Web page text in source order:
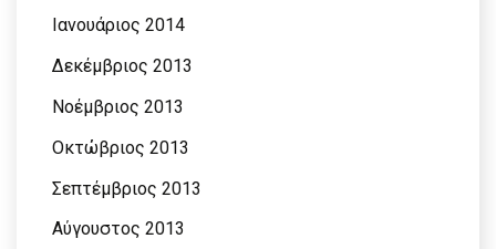
Ιανουάριος 2014
Δεκέμβριος 2013
Νοέμβριος 2013
Οκτώβριος 2013
Σεπτέμβριος 2013
Αύγουστος 2013